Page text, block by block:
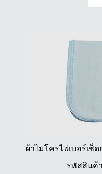
ผ้าไมโครไฟเบอร์เช็
รหัสสินค้า